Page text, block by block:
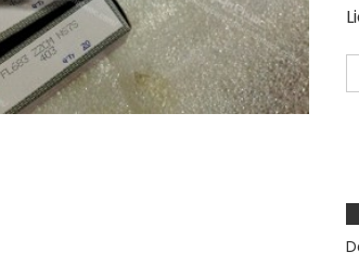
bi